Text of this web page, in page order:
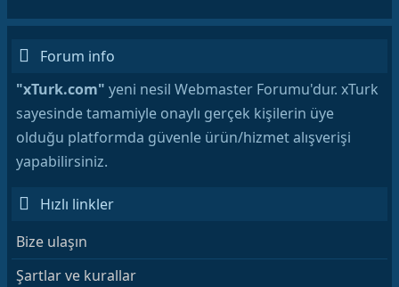
Forum info
"xTurk.com" yeni nesil Webmaster Forumu'dur. xTurk
sayesinde tamamiyle onaylı gerçek kişilerin üye
olduğu platformda güvenle ürün/hizmet alışverişi
yapabilirsiniz.
Hızlı linkler
Bize ulaşın
Şartlar ve kurallar